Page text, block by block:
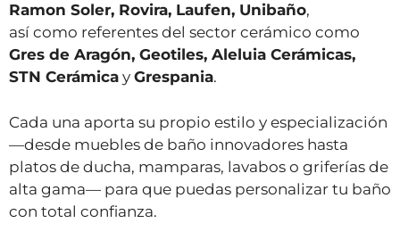
Ramon Soler, Rovira, Laufen, Unibaño,
así como referentes del sector cerámico como
Gres de Aragón, Geotiles, Aleluia Cerámicas,
STN Cerámica y Grespania.
Cada una aporta su propio estilo y especialización
—desde muebles de baño innovadores hasta
platos de ducha, mamparas, lavabos o griferías de
alta gama— para que puedas personalizar tu baño
con total confianza.